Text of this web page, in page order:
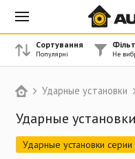
Ударные установки
Ударные
Ударные установки серии
Сортування